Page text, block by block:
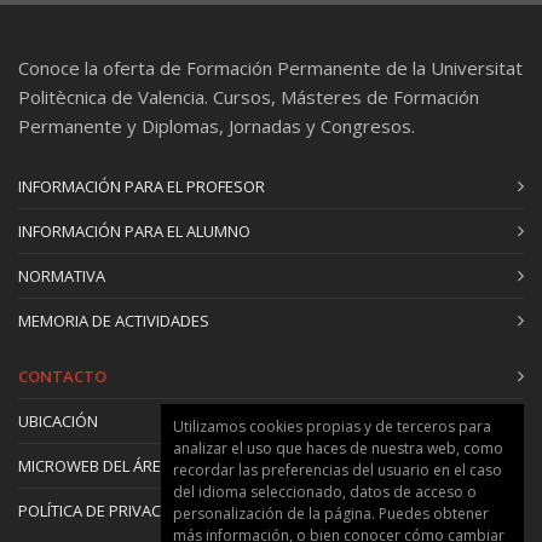
Unit 3. DESIGN OF GRID-CONNECTED PV
POWER PLANTS: EXAMPLES.
3.1. 100 kW PV installation on a 50m x 20m roof.
and string inverters.
3.3. 17 kW c-Si PV plant in the ETSID.
3.5. 45 kW PV installation with string inverters.
********MODULE 3. OFF-GRID
PHOTOVOLTAIC SYSTEMS********
--------------------------------------------------------
-------------------------
Conoce la oferta de Formación Permanente de la Universitat
Politècnica de Valencia. Cursos, Másteres de Formación
Permanente y Diplomas, Jornadas y Congresos.
INFORMACIÓN PARA EL PROFESOR
INFORMACIÓN PARA EL ALUMNO
NORMATIVA
MEMORIA DE ACTIVIDADES
CONTACTO
UBICACIÓN
MICROWEB DEL ÁREA
POLÍTICA DE PRIVACIDAD Y COOKIES
Utilizamos cookies propias y de terceros para
analizar el uso que haces de nuestra web, como
recordar las preferencias del usuario en el caso
del idioma seleccionado, datos de acceso o
personalización de la página. Puedes obtener
más información, o bien conocer cómo cambiar